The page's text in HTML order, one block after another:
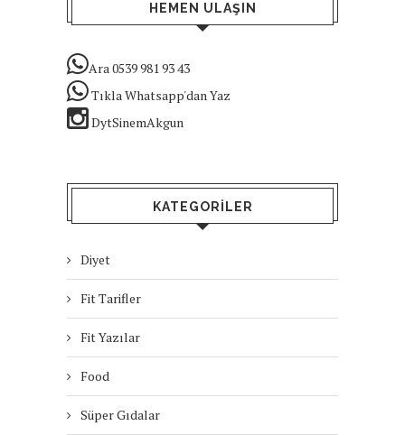
HEMEN ULAŞIN
Ara 0539 981 93 43
Tıkla Whatsapp'dan Yaz
DytSinemAkgun
KATEGORILER
Diyet
Fit Tarifler
Fit Yazılar
Food
Süper Gıdalar